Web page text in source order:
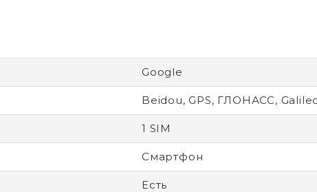
Google
Beidou, GPS, ГЛОНАСС,
1 SIM
Смартфон
Есть